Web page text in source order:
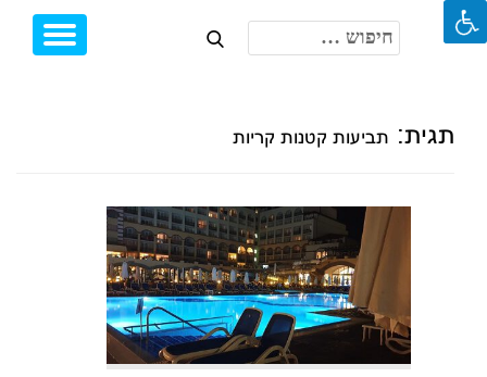
חיפוש:
תגית: תביעות קטנות קריות